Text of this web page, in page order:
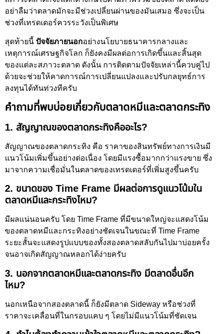
อย่าลืมว่าตลาดมักจะมีช่วงเปลี่ยนผ่านของมันเสมอ ซึ่งจะเป็น
ช่วงที่เทรดเดอร์ควรระวังเป็นพิเศษ
สุดท้ายนี้ ปัจจัยภายนอกอย่างนโยบายธนาคารกลางและ
เหตุการณ์เศรษฐกิจโลก ก็ยังคงมีผลต่อการเกิดขึ้นและสิ้นสุด
ของแต่ละสภาวะตลาด ดังนั้น การติดตามปัจจัยเหล่านี้ควบคู่ไป
ด้วยจะช่วยให้คาดการณ์การเปลี่ยนแปลงและปรับกลยุทธ์การ
ลงทุนได้ทันท่วงทีครับ
คำถามที่พบบ่อยเกี่ยวกับตลาดหมีและตลาดกระทิง
1. สัญญาณของตลาดกระทิงคืออะไร?
สัญญาณของตลาดกระทิง คือ ราคาของสินทรัพย์ทางการเงินมี
แนวโน้มเพิ่มขึ้นอย่างต่อเนื่อง โดยมีแรงซื้อมากกว่าแรงขาย ซึ่ง
มาจากความเชื่อมั่นในตลาดของเทรดเดอร์ที่เพิ่มสูงขึ้นครับ
2. ขนาดของ Time Frame มีผลต่อการดูแนวโน้มใน
ตลาดหมีและกระทิงไหม?
มีผลแน่นอนครับ โดย Time Frame ที่มีขนาดใหญ่จะแสดงโน้ม
ของตลาดหมีและกระทิงอย่างชัดเจนในขณะที่ Time Frame
ระยะสั้นจะแสดงรูปแบบของทั้งสองตลาดสลับกันไปมาบ่อยครั้ง
จนอาจเกิดสัญญาณหลอกได้ง่ายครับ
3. นอกจากตลาดหมีและตลาดกระทิง มีตลาดอื่นอีก
ไหม?
นอกเหนือจากสองตลาดนี้ ก็ยังมีตลาด Sideway หรือช่วงที่
ราคาจะเคลื่อนที่ในกรอบแคบ ๆ โดยไม่มีแนวโน้มที่ชัดเจน